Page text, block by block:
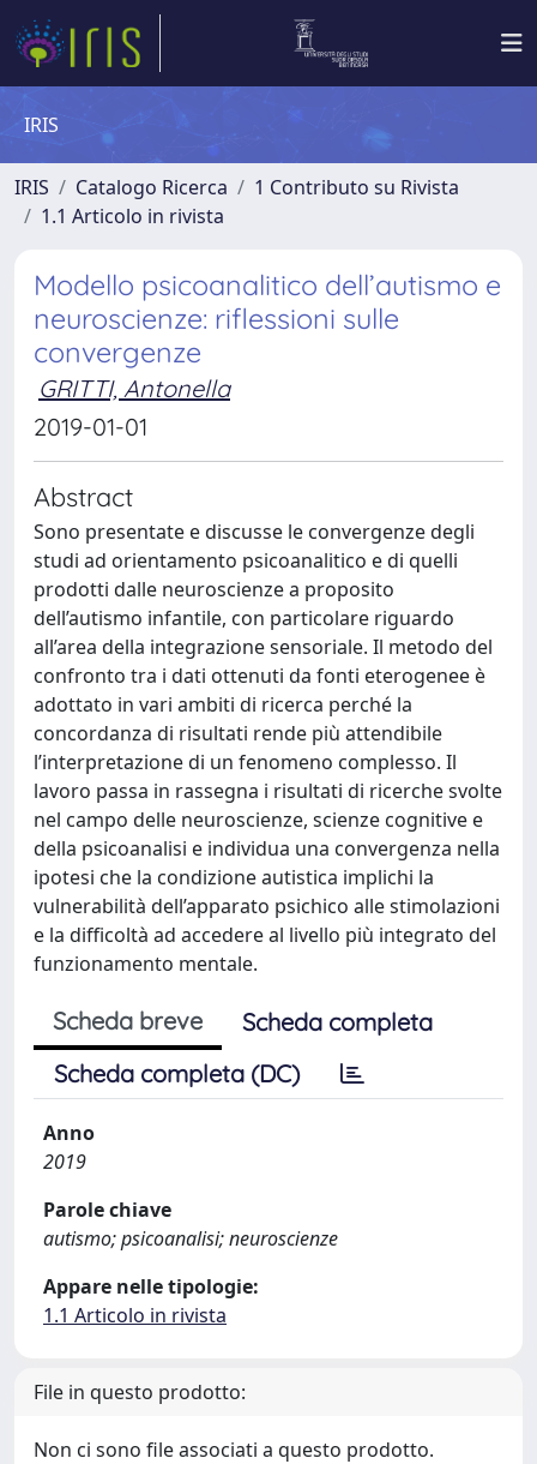
IRIS
IRIS Catalogo Ricerca
1 Contributo su Rivista
1.1 Articolo in rivista
Modello psicoanalitico dell’autismo e
neuroscienze: riflessioni sulle
convergenze
GRITTI, Antonella
2019-01-01
Abstract
Sono presentate e discusse le convergenze degli
studi ad orientamento psicoanalitico e di quelli
prodotti dalle neuroscienze a proposito
dell’autismo infantile, con particolare riguardo
all’area della integrazione sensoriale. Il metodo del
confronto tra i dati ottenuti da fonti eterogenee è
adottato in vari ambiti di ricerca perché la
concordanza di risultati rende più attendibile
l’interpretazione di un fenomeno complesso. Il
lavoro passa in rassegna i risultati di ricerche svolte
nel campo delle neuroscienze, scienze cognitive e
della psicoanalisi e individua una convergenza nella
ipotesi che la condizione autistica implichi la
vulnerabilità dell’apparato psichico alle stimolazioni
e la difficoltà ad accedere al livello più integrato del
funzionamento mentale.
Scheda breve
Scheda completa
Scheda completa (DC)
Anno
2019
Parole chiave
autismo; psicoanalisi; neuroscienze
Appare nelle tipologie:
1.1 Articolo in rivista
File in questo prodotto:
Non ci sono file associati a questo prodotto.